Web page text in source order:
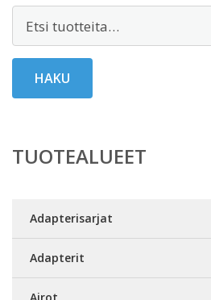
HAKU
TUOTEALUEET
Adapterisarjat
Adapterit